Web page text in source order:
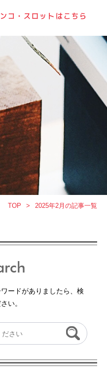
コ・スロットはこちら
TOP 2025年2月の記事一覧
ードがありましたら、検
い。